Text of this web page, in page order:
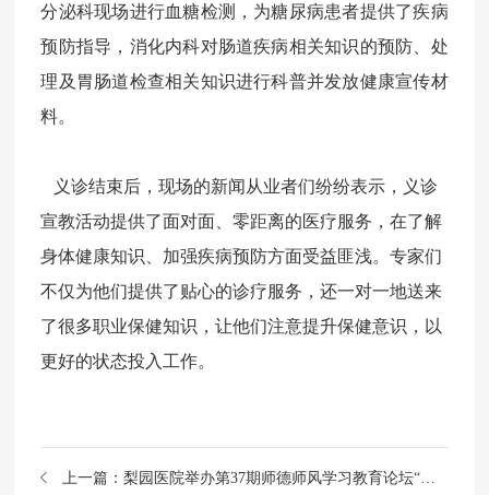
分泌科现场进行血糖检测，为糖尿病患者提供了疾病
预防指导，消化内科对肠道疾病相关知识的预防、处
理及胃肠道检查相关知识进行科普并发放健康宣传材
料。
义诊结束后，现场的新闻从业者们纷纷表示，义诊
宣教活动提供了面对面、零距离的医疗服务，在了解
身体健康知识、加强疾病预防方面受益匪浅。专家们
不仅为他们提供了贴心的诊疗服务，还一对一地送来
了很多职业保健知识 ，让他们注意提升保健意识，以
更好的状态投入工作。
上一篇：